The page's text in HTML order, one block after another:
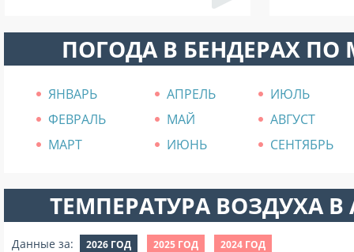
ПОГОДА В БЕНДЕРАХ ПО
ЯНВАРЬ АПРЕЛЬ
ИЮЛЬ
ФЕВРАЛЬ
МАЙ
АВГУСТ
МАРТ
ИЮНЬ СЕНТЯБРЬ
ТЕМПЕРАТУРА ВОЗДУХА В
Данные за: 2026 ГОД 2025 ГОД 2024 ГОД